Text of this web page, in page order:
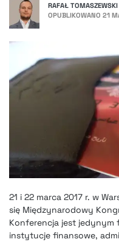
RAFAŁ TOMASZEWSKI
OPUBLIKOWANO 21
21 i 22 marca 2017 r. w
się Międzynarodowy
Konferencja jest jedynym
instytucje finansowe,